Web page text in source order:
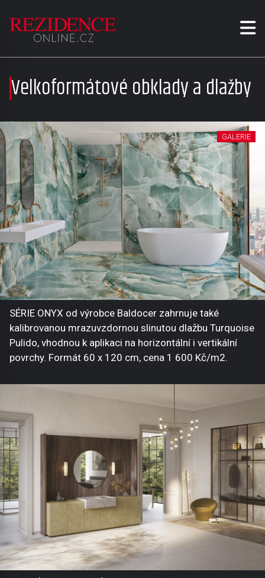
Velkoformátové obklady a dlažby
GALERIE
SÉRIE ONYX od výrobce Baldocer zahrnuje také
kalibrovanou mrazuvzdornou slinutou dlažbu Turquoise
Pulido, vhodnou k aplikaci na horizontální i vertikální
povrchy. Formát 60 x 120 cm, cena 1 600 Kč/m2.